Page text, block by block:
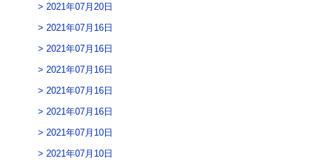
2021年07月20日
2021年07月16日
2021年07月16日
2021年07月16日
2021年07月16日
2021年07月16日
2021年07月10日
2021年07月10日